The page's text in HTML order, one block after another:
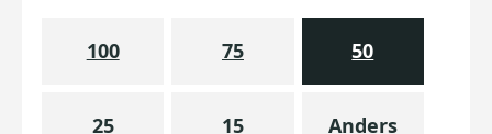
100 75 50
25 15 Anders